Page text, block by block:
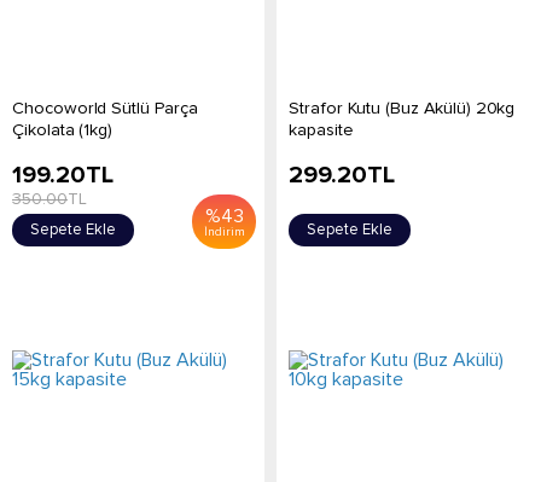
Chocoworld Sütlü Parça
Çikolata (1kg)
%43
İndirim
199.20TL
350.00TL
Sepete Ekle
Strafor Kutu (Buz Akülü) 20kg
kapasite
299.20TL
Sepete Ekle